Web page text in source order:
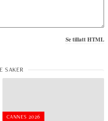
Se tillatt HTML
CANNES 2026